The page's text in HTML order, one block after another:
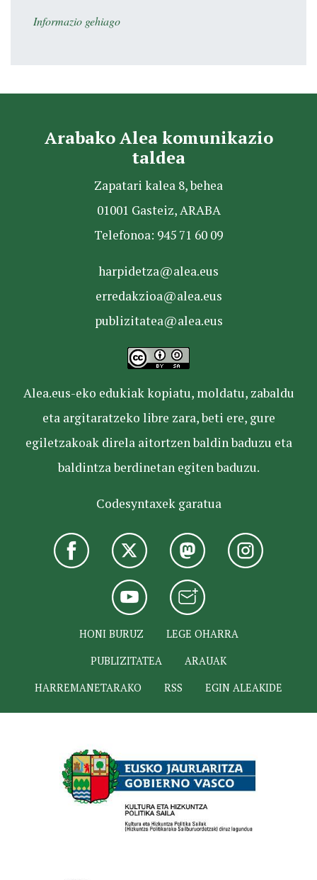
Informazio gehiago
Arabako Alea komunikazio
taldea
Zapatari kalea 8, behea
01001 Gasteiz, ARABA
Telefonoa: 945 71 60 09
harpidetza@alea.eus
erredakzioa@alea.eus
publizitatea@alea.eus
Alea.eus-eko edukiak kopiatu, moldatu, zabaldu
eta argitaratzeko libre zara, beti ere, gure
egiletzakoak direla aitortzen baldin baduzu eta
baldintza berdinetan egiten baduzu.
Codesyntaxek garatua
HONI BURUZ
LEGE OHARRA
PUBLIZITATEA
ARAUAK
HARREMANETARAKO
RSS EGIN ALEAKIDE